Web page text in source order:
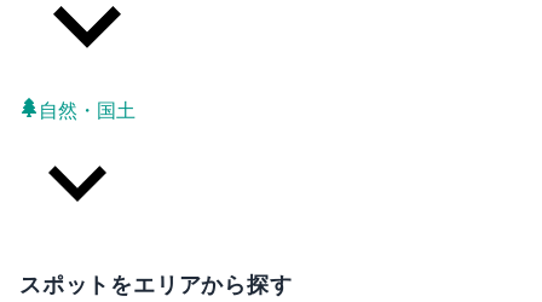
自然・国土
スポットをエリアから探す